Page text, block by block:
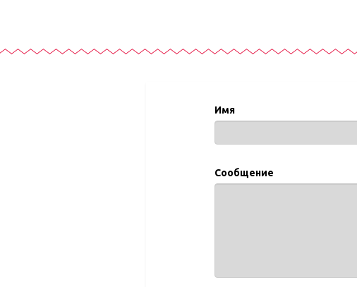
Имя
Сообщение